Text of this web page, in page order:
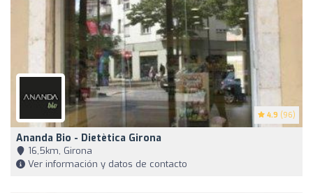
4.9 (96)
Ananda Bio - Dietètica Girona
16,5km, Girona
Ver información y datos de contacto